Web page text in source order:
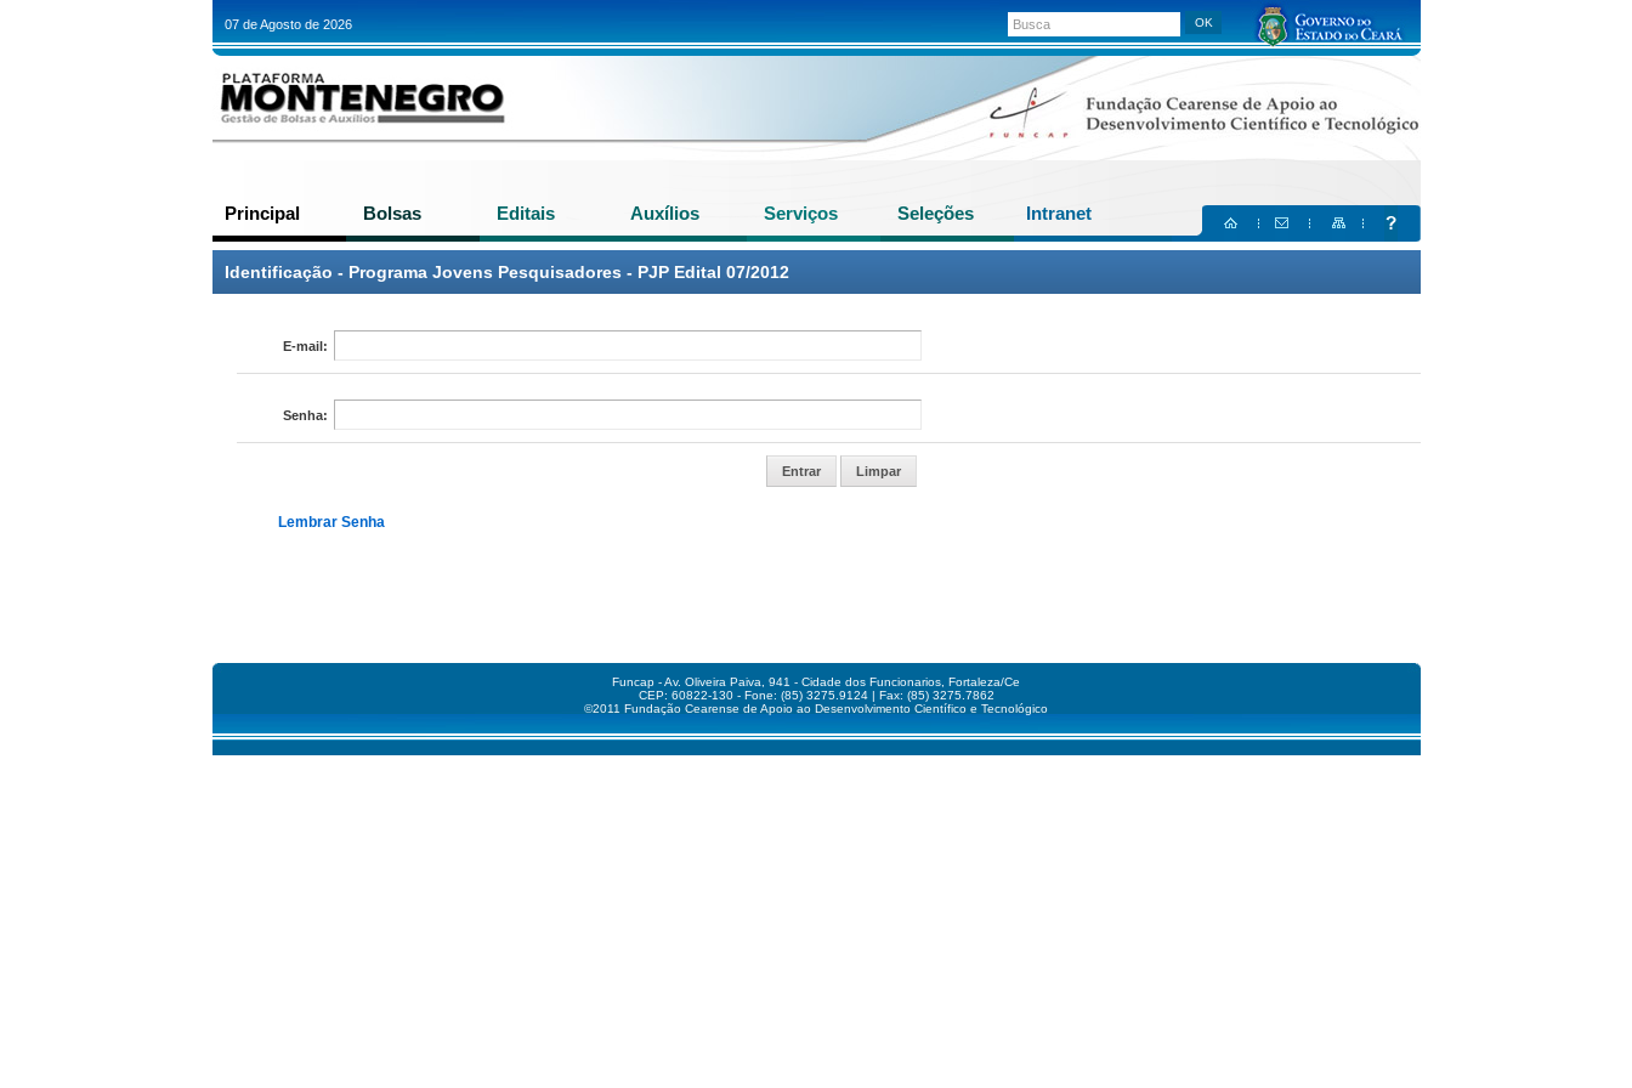
Funcap - Av. Oliveira Paiva, 941 - Cidade dos Funcionarios, Fortaleza/Ce
CEP: 60822-130 - Fone: (85) 3275.9124 | Fax: (85) 3275.7862
©2011 Fundação Cearense de Apoio ao Desenvolvimento Científico e Tecnológico